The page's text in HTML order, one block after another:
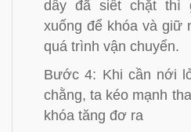
dây đã siết chặt thì
xuống để khóa và giữ
quá trình vận chuyển.
Bước 4: Khi cần nới
chằng, ta kéo mạnh
khóa tăng đơ ra